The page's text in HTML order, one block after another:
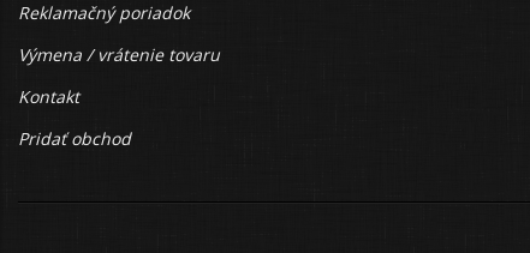
Reklamačný poriadok
Výmena / vrátenie tovaru
Kontakt
Pridať obchod